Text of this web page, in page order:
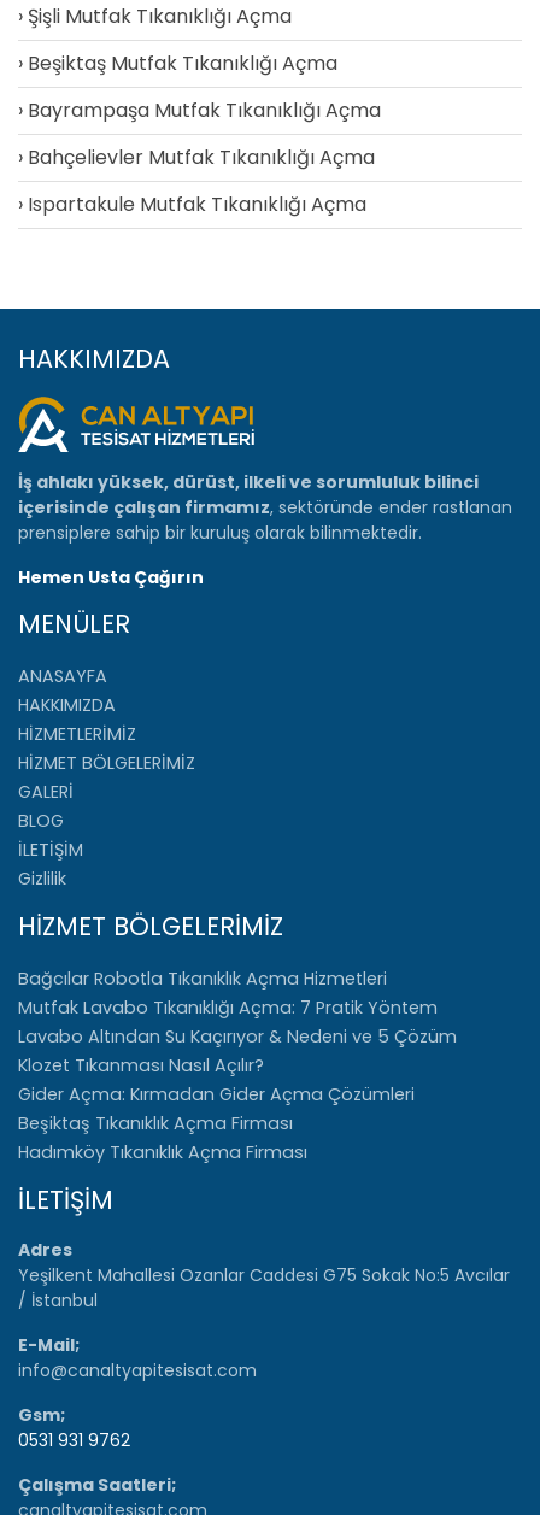
Şişli Mutfak Tıkanıklığı Açma
Beşiktaş Mutfak Tıkanıklığı Açma
Bayrampaşa Mutfak Tıkanıklığı Açma
Bahçelievler Mutfak Tıkanıklığı Açma
Ispartakule Mutfak Tıkanıklığı Açma
HAKKIMIZDA
İş ahlakı yüksek, dürüst, ilkeli ve sorumluluk bilinci
içerisinde çalışan firmamız, sektöründe ender rastlanan
prensiplere sahip bir kuruluş olarak bilinmektedir.
Hemen Usta Çağırın
MENÜLER
ANASAYFA
HAKKIMIZDA
HİZMETLERİMİZ
HİZMET BÖLGELERİMİZ
GALERİ
BLOG
İLETİŞİM
Gizlilik
HİZMET BÖLGELERİMİZ
Bağcılar Robotla Tıkanıklık Açma Hizmetleri
Mutfak Lavabo Tıkanıklığı Açma: 7 Pratik Yöntem
Lavabo Altından Su Kaçırıyor & Nedeni ve 5 Çözüm
Klozet Tıkanması Nasıl Açılır?
Gider Açma: Kırmadan Gider Açma Çözümleri
Beşiktaş Tıkanıklık Açma Firması
Hadımköy Tıkanıklık Açma Firması
İLETİŞİM
Adres
Yeşilkent Mahallesi Ozanlar Caddesi G75 Sokak No:5 Avcılar
/ İstanbul
E-Mail;
info@canaltyapitesisat.com
Gsm;
0531 931 9762
Çalışma Saatleri;